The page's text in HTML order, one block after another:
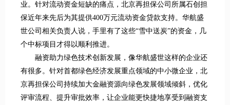
业。针对流动资金短缺的痛点，北京再担保公司所属石创担
保近年来先后为其提供400万元流动资金贷款支持。华航盛
世公司相关负责人说，手里有了这些“雪中送炭”的资金，几
个中标项目才得以顺利推进。
融资助力绿色技术创新发展，像华航盛世这样的企业还
有很多。针对首都绿色经济发展重点领域的中小微企业，北
京再担保公司持续加大金融资源向绿色发展领域倾斜，优化
评审流程、提升审批效率，让企业能更快捷地享受到融资支